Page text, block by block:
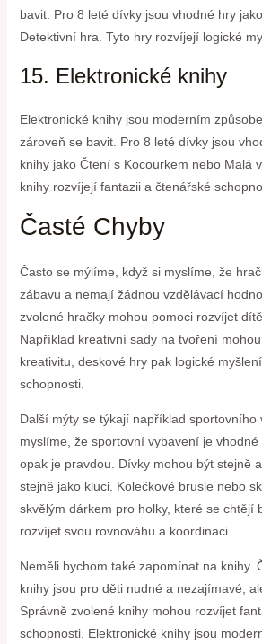
bavit. Pro 8 leté dívky jsou vhodné hry
Detektivní hra. Tyto hry rozvíjejí logické
15. Elektronické knihy
Elektronické knihy jsou moderním
zároveň se bavit. Pro 8 leté dívky jsou
knihy jako Čtení s Kocourkem nebo Malá
knihy rozvíjejí fantazii a čtenářské
Časté Chyby
Často se mýlíme, když si myslíme, že
zábavu a nemají žádnou vzdělávací
zvolené hračky mohou pomoci rozvíjet
Například kreativní sady na tvoření
kreativitu, deskové hry pak logické
schopnosti.
Další mýty se týkají například sportovního
myslíme, že sportovní vybavení je
opak je pravdou. Dívky mohou být stejně
stejně jako kluci. Kolečkové brusle nebo
skvělým dárkem pro holky, které se chtějí
rozvíjet svou rovnováhu a koordinaci.
Neměli bychom také zapomínat na knihy.
knihy jsou pro děti nudné a nezajímavé,
Správně zvolené knihy mohou rozvíjet
schopnosti. Elektronické knihy jsou